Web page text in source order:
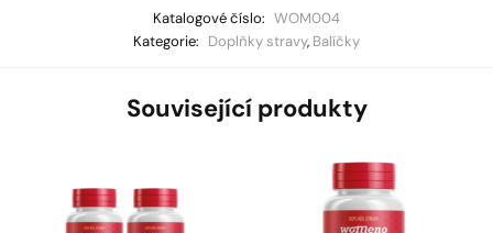
Katalogové číslo: WOM004
Kategorie: Doplňky stravy, Balíčky
Související produkty